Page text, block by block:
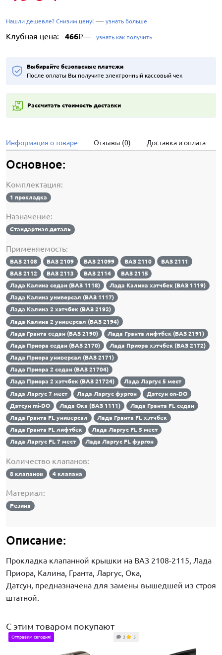
Нашли дешевле? Снизим цену! — узнать больше
Клубная цена: 466₽— узнать как получить
Выбирайте безопасные платежи
После оплаты Вы получите электронный кассовый чек
Рассчитать стоимость доставки
Информация о товаре Отзывы (0) Доставка и оплата
Основное:
Комплектация:
1 прокладка
Назначение:
Стандартная деталь
Применяемость:
ВАЗ 2108 ВАЗ 2109 ВАЗ 21099 ВАЗ 2110
ВАЗ 2111
ВАЗ 2112
ВАЗ 2113 ВАЗ 2114
ВАЗ 2115
Лада Калина седан (ВАЗ 1118)
Лада Калина хэтчбек (ВАЗ 1119)
Лада Калина универсал (ВАЗ 1117)
Лада Калина 2 хэтчбек (ВАЗ 2192)
Лада Калина 2 универсал (ВАЗ 2194)
Лада Гранта седан (ВАЗ 2190)
Лада Гранта лифтбек (ВАЗ 2191)
Лада Приора седан (ВАЗ 2170)
Лада Приора хэтчбек (ВАЗ 2172)
Лада Приора универсал (ВАЗ 2171)
Лада Приора 2 седан (ВАЗ 21704)
Лада Приора 2 хэтчбек (ВАЗ 21724)
Лада Ларгус 5 мест
Лада Ларгус 7 мест
Лада Ларгус фургон
Датсун on-DO
Датсун mi-DO
Лада Ока (ВАЗ 1111)
Лада Гранта FL седан
Лада Гранта FL универсал
Лада Гранта FL хэтчбек
Лада Гранта FL лифтбек
Лада Ларгус FL 5 мест
Лада Ларгус FL 7 мест
Лада Ларгус FL фургон
Количество клапанов:
8 клапанов 4 клапана
Материал:
Резина
Описание:
Прокладка клапанной крышки на ВАЗ 2108-2115, Лада
Приора, Калина, Гранта, Ларгус, Ока,
Датсун, предназначена для замены вышедшей из строя
штатной.
С этим товаром покупают
Отправим сегодня! 3 5